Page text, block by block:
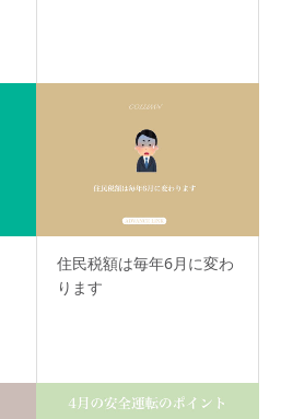
住民税額は毎年6月に変わ
ります